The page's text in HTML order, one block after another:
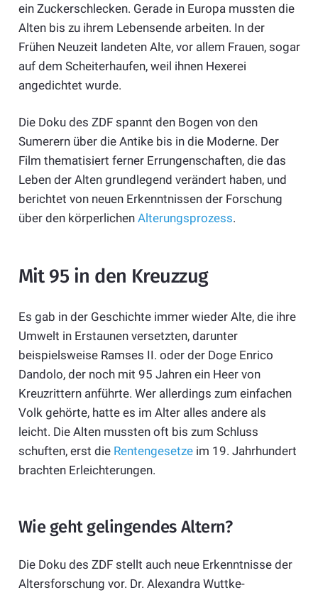
ein Zuckerschlecken. Gerade in Europa mussten die
Alten bis zu ihrem Lebensende arbeiten. In der
Frühen Neuzeit landeten Alte, vor allem Frauen, sogar
auf dem Scheiterhaufen, weil ihnen Hexerei
angedichtet wurde.
Die Doku des ZDF spannt den Bogen von den
Sumerern über die Antike bis in die Moderne. Der
Film thematisiert ferner Errungenschaften, die das
Leben der Alten grundlegend verändert haben, und
berichtet von neuen Erkenntnissen der Forschung
über den körperlichen Alterungsprozess.
Mit 95 in den Kreuzzug
Es gab in der Geschichte immer wieder Alte, die ihre
Umwelt in Erstaunen versetzten, darunter
beispielsweise Ramses II. oder der Doge Enrico
Dandolo, der noch mit 95 Jahren ein Heer von
Kreuzrittern anführte. Wer allerdings zum einfachen
Volk gehörte, hatte es im Alter alles andere als
leicht. Die Alten mussten oft bis zum Schluss
schuften, erst die Rentengesetzeim 19. Jahrhundert
brachten Erleichterungen.
Wie geht gelingendes Altern?
Die Doku des ZDF stellt auch neue Erkenntnisse der
Altersforschung vor. Dr. Alexandra Wuttke-